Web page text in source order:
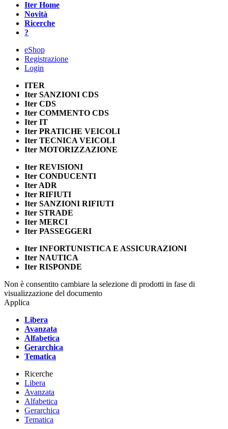
Iter Home
Novità
Ricerche
?
eShop
Registrazione
Login
ITER
Iter SANZIONI CDS
Iter CDS
Iter COMMENTO CDS
Iter IT
Iter PRATICHE VEICOLI
Iter TECNICA VEICOLI
Iter MOTORIZZAZIONE
Iter REVISIONI
Iter CONDUCENTI
Iter ADR
Iter RIFIUTI
Iter SANZIONI RIFIUTI
Iter STRADE
Iter MERCI
Iter PASSEGGERI
Iter INFORTUNISTICA E ASSICURAZIONI
Iter NAUTICA
Iter RISPONDE
Non è consentito cambiare la selezione di prodotti in fase di
visualizzazione del documento
Applica
Libera
Avanzata
Alfabetica
Gerarchica
Tematica
Ricerche
Libera
Avanzata
Alfabetica
Gerarchica
Tematica